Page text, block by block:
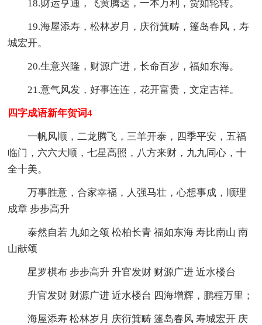
18.财运亨通，飞黄腾达，一本万利，货如轮转。
19.海屋添寿，松林岁月，庆衍箕畴，篷岛春风，寿
城宏开。
20.生意兴隆，财源广进，长命百岁，福如东海。
21.意气风发，好事连连，花开富贵，文定吉祥。
四字成语新年贺词4
一帆风顺，二龙腾飞，三羊开泰，四季平安，五福
临门，六六大顺，七星高照，八方来财，九九同心，十
全十美。
万事胜意，合家幸福，人强马壮，心想事成，顺理
成章 步步高升
泰然自若 九如之颂 松柏长青 福如东海 寿比南山 南
山献颂
星罗棋布 步步高升 升官发财 财源广进 近水楼台
升官发财 财源广进 近水楼台 四海增辉，鹏程万里；
海屋添寿 松林岁月 庆衍箕畴 篷岛春风 寿城宏开 庆